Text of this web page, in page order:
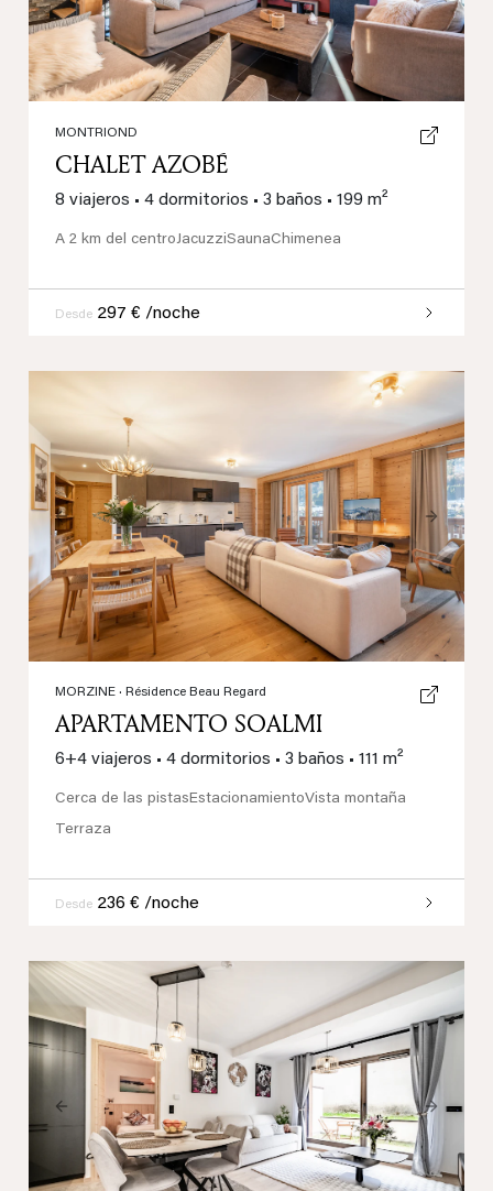
Previous Next
Previous Next
MORZINE · Résidence Beau Regard
APARTAMENTO SOALMI
6+4 viajeros • 4 dormitorios • 3 baños • 111 m²
Cerca de las pistasEstacionamientoVista montaña
Terraza
Desde 236 € /noche
MONTRIOND
CHALET AZOBÉ
8 viajeros • 4 dormitorios • 3 baños • 199 m²
A 2 km del centroJacuzziSaunaChimenea
Desde 297 € /noche